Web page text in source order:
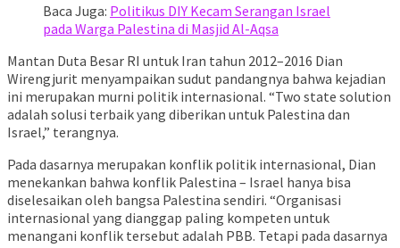
Baca Juga: Politikus DIY Kecam Serangan Israel
pada Warga Palestina di Masjid Al-Aqsa
Mantan Duta Besar RI untuk Iran tahun 2012–2016 Dian
Wirengjurit menyampaikan sudut pandangnya bahwa kejadian
ini merupakan murni politik internasional. “Two state solution
adalah solusi terbaik yang diberikan untuk Palestina dan
Israel,” terangnya.
Pada dasarnya merupakan konflik politik internasional, Dian
menekankan bahwa konflik Palestina – Israel hanya bisa
diselesaikan oleh bangsa Palestina sendiri. “Organisasi
internasional yang dianggap paling kompeten untuk
menangani konflik tersebut adalah PBB. Tetapi pada dasarnya